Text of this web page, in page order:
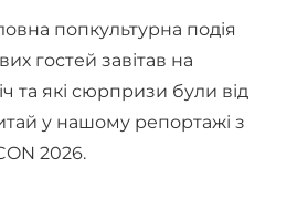
попкультурна подія
гостей завітав на
та які сюрпризи були від
у нашому репортажі з
2026.